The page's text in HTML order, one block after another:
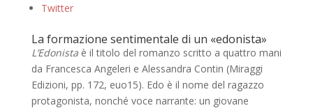
Twitter
La formazione sentimentale di un «edonista»
L’Edonistaè il titolo del romanzo scritto a quattro mani
da Francesca Angeleri e Alessandra Contin (Miraggi
Edizioni, pp. 172, euo15). Edo è il nome del ragazzo
protagonista, nonché voce narrante: un giovane